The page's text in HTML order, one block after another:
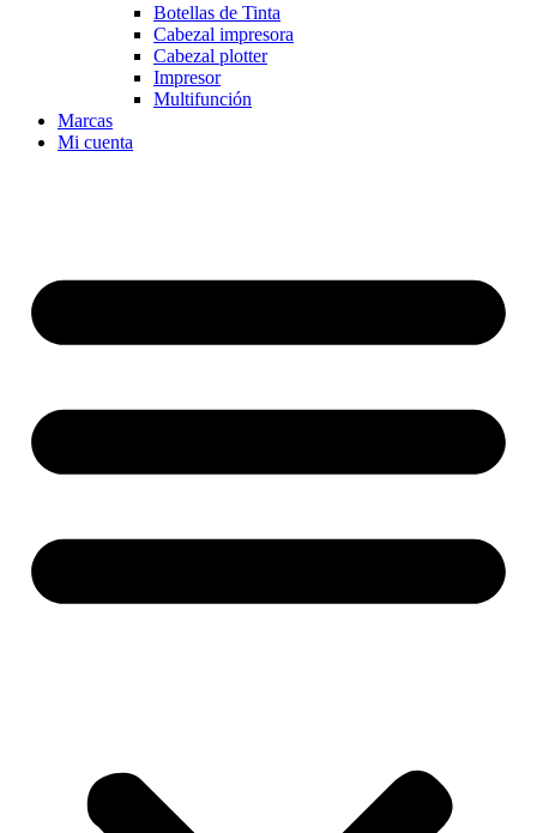
Botellas de Tinta
Cabezal impresora
Cabezal plotter
Impresor
Multifunción
Marcas
Mi cuenta